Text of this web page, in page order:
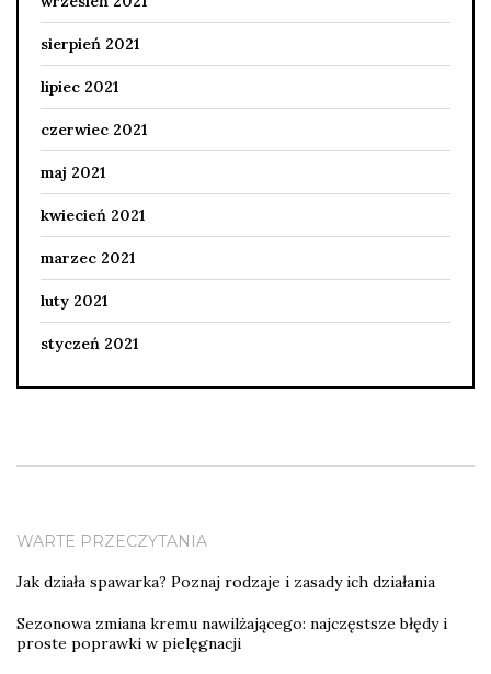
sierpień 2021
lipiec 2021
czerwiec 2021
maj 2021
kwiecień 2021
marzec 2021
luty 2021
styczeń 2021
WARTE PRZECZYTANIA
Jak działa spawarka? Poznaj rodzaje i zasady ich działania
Sezonowa zmiana kremu nawilżającego: najczęstsze błędy i
proste poprawki w pielęgnacji